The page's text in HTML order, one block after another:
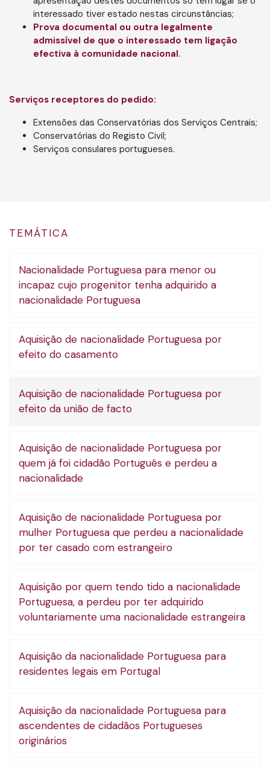
interessado tiver estado nestas circunstâncias;
Prova documental ou outra legalmente
admissível de que o interessado tem ligação
efectiva à comunidade nacional.
Serviços receptores do pedido:
Extensões das Conservatórias dos Serviços Centrais;
Conservatórias do Registo Civil;
Serviços consulares portugueses.
TEMÁTICA
Nacionalidade Portuguesa para menor ou
incapaz cujo progenitor tenha adquirido a
nacionalidade Portuguesa
Aquisição de nacionalidade Portuguesa por
efeito do casamento
Aquisição de nacionalidade Portuguesa por
efeito da união de facto
Aquisição de nacionalidade Portuguesa por
quem já foi cidadão Português e perdeu a
nacionalidade
Aquisição de nacionalidade Portuguesa por
mulher Portuguesa que perdeu a nacionalidade
por ter casado com estrangeiro
Aquisição por quem tendo tido a nacionalidade
Portuguesa, a perdeu por ter adquirido
voluntariamente uma nacionalidade estrangeira
Aquisição da nacionalidade Portuguesa para
residentes legais em Portugal
Aquisição da nacionalidade Portuguesa para
ascendentes de cidadãos Portugueses
originários